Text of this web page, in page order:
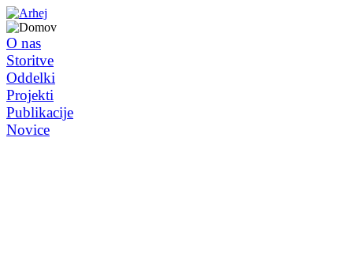
O nas
Storitve
Oddelki
Projekti
Publikacije
Novice